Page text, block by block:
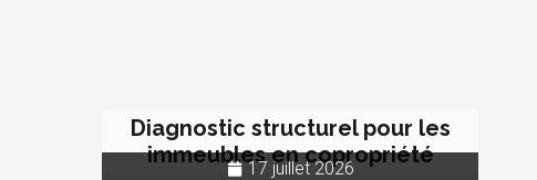
Diagnostic structurel pour les
immeubles en copropriété
17 juillet 2026